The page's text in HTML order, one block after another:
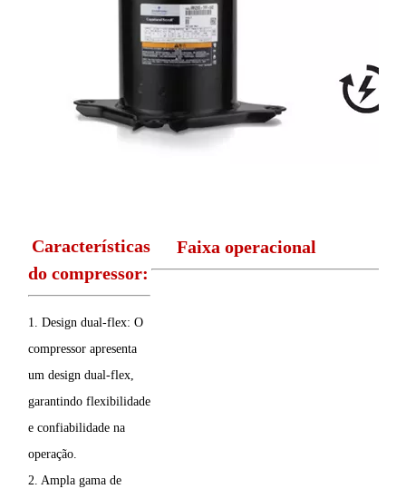
Características
do compressor:
Faixa operacional
1. Design dual-flex: O
compressor apresenta
um design dual-flex,
garantindo flexibilidade
e confiabilidade na
operação.
2. Ampla gama de